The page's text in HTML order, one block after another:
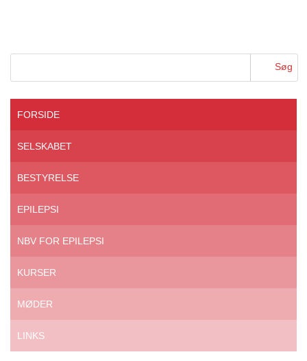
FORSIDE
SELSKABET
BESTYRELSE
EPILEPSI
NBV FOR EPILEPSI
KURSER
MØDER
LINKS